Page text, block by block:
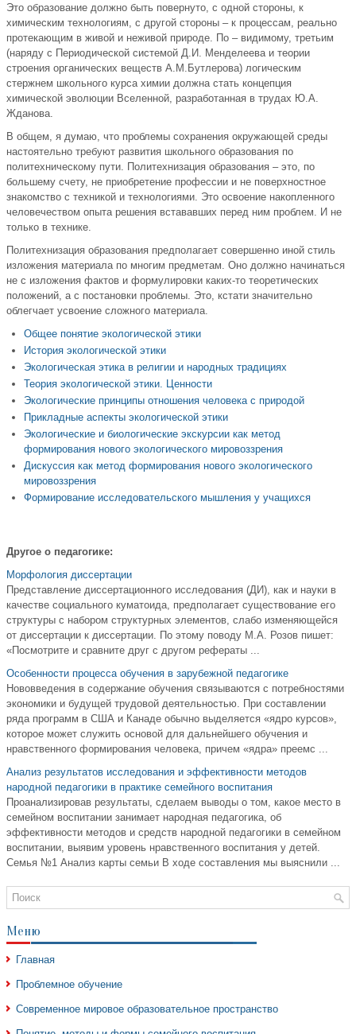
Это образование должно быть повернуто, с одной стороны, к
химическим технологиям, с другой стороны – к процессам, реально
протекающим в живой и неживой природе. По – видимому, третьим
(наряду с Периодической системой Д.И. Менделеева и теории
строения органических веществ А.М.Бутлерова) логическим
стержнем школьного курса химии должна стать концепция
химической эволюции Вселенной, разработанная в трудах Ю.А.
Жданова.
В общем, я думаю, что проблемы сохранения окружающей среды
настоятельно требуют развития школьного образования по
политехническому пути. Политехнизация образования – это, по
большему счету, не приобретение профессии и не поверхностное
знакомство с техникой и технологиями. Это освоение накопленного
человечеством опыта решения встававших перед ним проблем. И не
только в технике.
Политехнизация образования предполагает совершенно иной стиль
изложения материала по многим предметам. Оно должно начинаться
не с изложения фактов и формулировки каких-то теоретических
положений, а с постановки проблемы. Это, кстати значительно
облегчает усвоение сложного материала.
Общее понятие экологической этики
История экологической этики
Экологическая этика в религии и народных традициях
Теория экологической этики. Ценности
Экологические принципы отношения человека с природой
Прикладные аспекты экологической этики
Экологические и биологические экскурсии как метод
формирования нового экологического мировоззрения
Дискуссия как метод формирования нового экологического
мировоззрения
Формирование исследовательского мышления у учащихся
Другое о педагогике:
Морфология диссертации
Представление диссертационного исследования (ДИ), как и науки в
качестве социального куматоида, предполагает существование его
структуры с набором структурных элементов, слабо изменяющейся
от диссертации к диссертации. По этому поводу М.А. Розов пишет:
«Посмотрите и сравните друг с другом рефераты ...
Особенности процесса обучения в зарубежной педагогике
Нововведения в содержание обучения связываются с потребностями
экономики и будущей трудовой деятельностью. При составлении
ряда программ в США и Канаде обычно выделяется «ядро курсов»,
которое может служить основой для дальнейшего обучения и
нравственного формирования человека, причем «ядра» преемс ...
Анализ результатов исследования и эффективности методов
народной педагогики в практике семейного воспитания
Проанализировав результаты, сделаем выводы о том, какое место в
семейном воспитании занимает народная педагогика, об
эффективности методов и средств народной педагогики в семейном
воспитании, выявим уровень нравственного воспитания у детей.
Семья №1 Анализ карты семьи В ходе составления мы выяснили ...
Меню
Главная
Проблемное обучение
Современное мировое образовательное пространство